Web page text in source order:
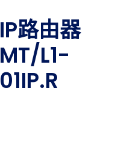
IP路由器
MT/L1-
01IP.R